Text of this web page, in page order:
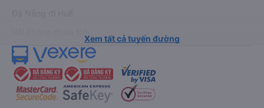
Xem tất cả tuyến đường